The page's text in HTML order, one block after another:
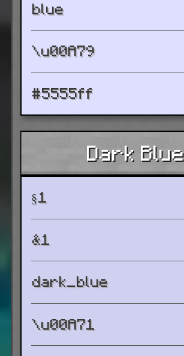
blue
\u00A79
#5555ff
Dark Blue
§1
&1
dark_blue
\u00A71